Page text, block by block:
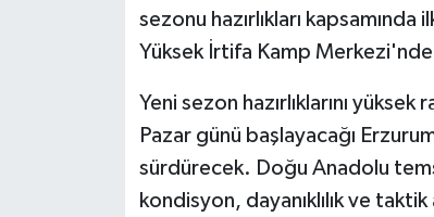
sezonu hazırlıkları kapsamında
Yüksek İrtifa Kamp
Yeni sezon hazırlıklarını
Pazar günü başlayacağı
sürdürecek. Doğu Anadolu
kondisyon, dayanıklılık ve taktik
HABERDE İNSAN
Jandarma